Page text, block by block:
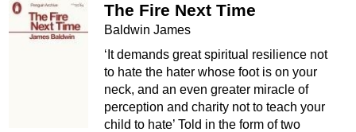
The Fire Next Time
Baldwin James
‘It demands great spiritual resilience not
to hate the hater whose foot is on your
neck, and an even greater miracle of
perception and charity not to teach your
child to hate’ Told in the form of two